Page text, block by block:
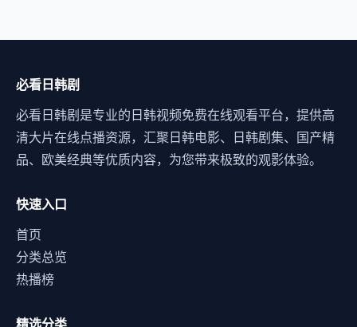
必看日韩剧
必看日韩剧是专业的日韩视频免费在线观看平台，提供高
清大片在线点播资源，汇聚日韩电影、日韩剧集、国产精
品、欧美经典等优质内容，为您带来极致的观影体验。
快速入口
首页
分类总览
热播榜
精选分类